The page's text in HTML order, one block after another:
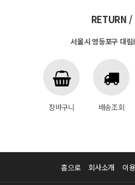
RETURN /
서울시 영등포구 대
장바구니 배송조회
홈으로 회사소개 이